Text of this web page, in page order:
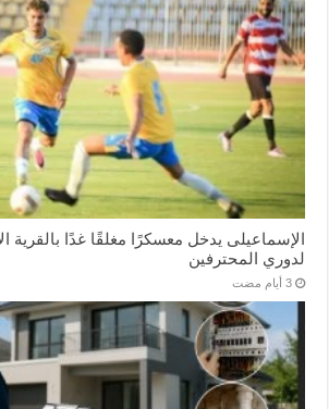
الإسماعیلی یدخل معسكرًا مغلقًا غدًا بالقرية
لدوري المحترفين
‏3 أيام مضت